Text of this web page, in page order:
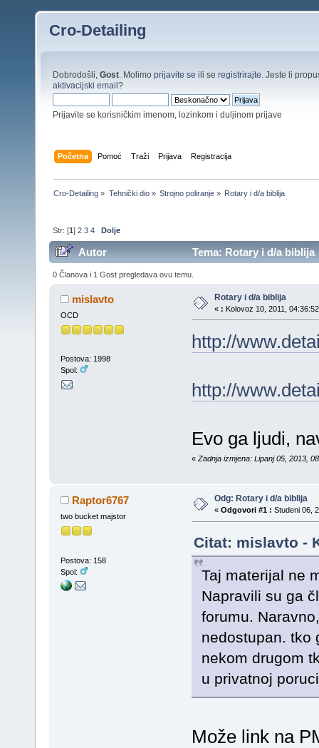
Cro-Detailing
Dobrodošli, Gost . Molimo prijavite se ili se registrirajte . Jeste li
aktivacijski email?
Prijavite se korisničkim imenom, lozinkom i duljinom prijave
Početna Pomoć Traži Prijava Registracija
Cro-Detailing » Tehnički dio» Strojno poliranje» Rotary i d/a biblija
Str: [1]2 3 4 Dolje
Autor Tema: Rotary i d/a biblija
0 Članova i 1 Gost pregledava ovu temu.
mislavto
OCD
Postova: 1998
Spol:
Rotary i d/a biblija
« : Kolovoz 10, 2011,
http://
http://
Evo ga ljudi,
« Zadnja izmjena: Lipanj 05, 2013,
Raptor6767
two bucket majstor
Postova: 158
Spol:
Odg: Rotary i d/a biblija
« Odgovori #1 : Studeni 06,
Citat: mislavto -
Taj materijal ne
Napravili su ga
forumu.
nedostupan. tko
nekom drugom
u privatnoj
Može link na